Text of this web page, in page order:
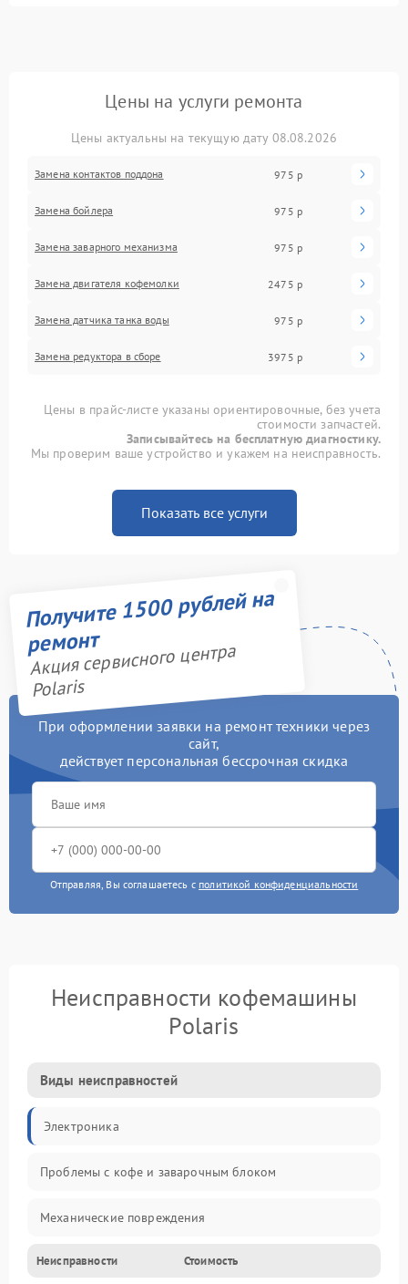
Цены на услуги ремонта
Цены актуальны на текущую дату 08.08.2026
Замена контактов поддона 975 р
Замена бойлера 975 р
Замена заварного механизма 975 р
Замена двигателя кофемолки 2475 р
Замена датчика танка воды 975 р
Замена редуктора в сборе 3975 р
Цены в прайс-листе указаны ориентировочные, без учета
стоимости запчастей.
Записывайтесь на бесплатную диагностику.
Мы проверим ваше устройство и укажем на неисправность.
Показать все услуги
Получите 1500 рублей на
ремонт
Акция сервисного центра
Polaris
При оформлении заявки на ремонт техники через
сайт,
действует персональная бессрочная скидка
Отправляя, Вы соглашаетесь с политикой конфиденциальности
Неисправности кофемашины
Polaris
Виды неисправностей
Электроника
Проблемы с кофе и заварочным блоком
Механические повреждения
Прочие неисправности
Неисправности Стоимость